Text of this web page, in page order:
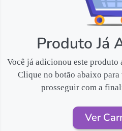
Produto Já
Você já adicionou este produto
Clique no botão abaixo
prosseguir com a
Ver